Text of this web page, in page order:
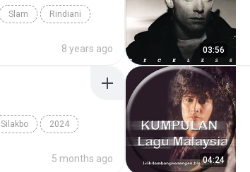
Slam Rindiani
8 years ago 03:56
Silakbo 2024
5 months ago 04:24